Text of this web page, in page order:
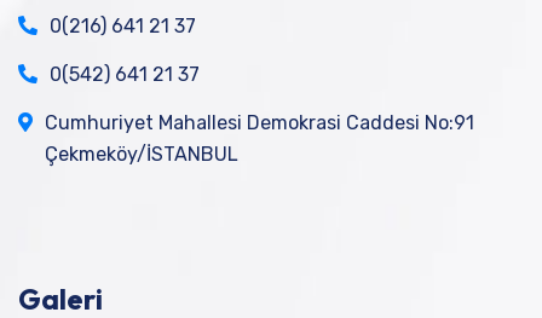
0(216) 641 21 37
0(542) 641 21 37
Cumhuriyet Mahallesi Demokrasi Caddesi No:91
Çekmeköy/İSTANBUL
Galeri